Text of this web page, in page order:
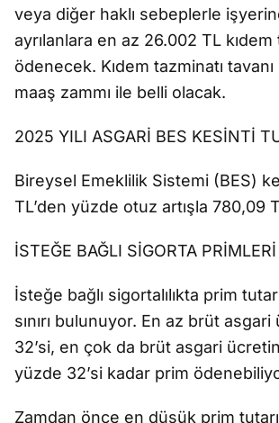
veya diğer haklı sebeplerle
ayrılanlara en az 26.002 TL kıdem
ödenecek. Kıdem tazminatı
maaş zammı ile belli olacak.
2025 YILI ASGARİ BES KESİNTİ
Bireysel Emeklilik Sistemi (BES)
TL’den yüzde otuz artışla 780,09
İSTEĞE BAĞLI SİGORTA PRİMLERİ
İsteğe bağlı sigortalılıkta prim
sınırı bulunuyor. En az brüt
32’si, en çok da brüt asgari ücretin
yüzde 32’si kadar prim
Zamdan önce en düşük prim